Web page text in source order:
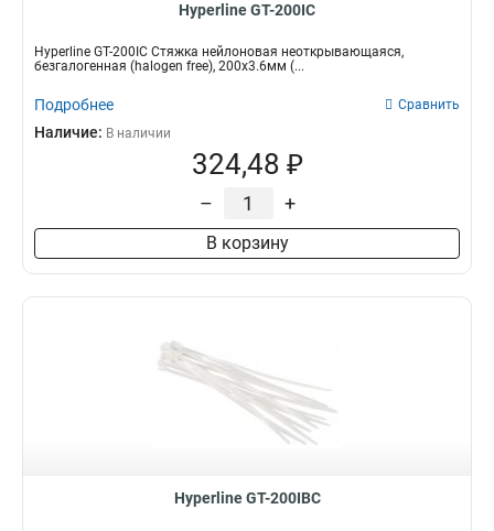
Hyperline GT-200IC
Hyperline GT-200IC Стяжка нейлоновая неоткрывающаяся,
безгалогенная (halogen free), 200x3.6мм (...
Подробнее Сравнить
Наличие: В наличии
324,48 ₽
– +
В корзину
Hyperline GT-200IBC